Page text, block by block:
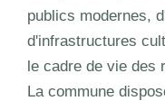
publics modernes,
d'infrastructures
le cadre de vie des
La commune